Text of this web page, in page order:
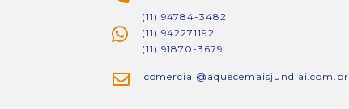
(11) 94784-3482
(11) 942271192
(11) 91870-3679
comercial@aquecemaisjundiai.com.br